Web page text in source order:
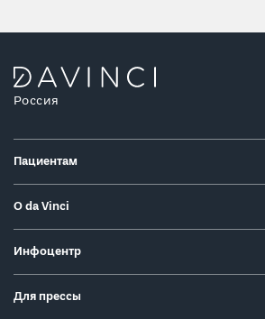
Россия
Пациентам
О da Vinci
Инфоцентр